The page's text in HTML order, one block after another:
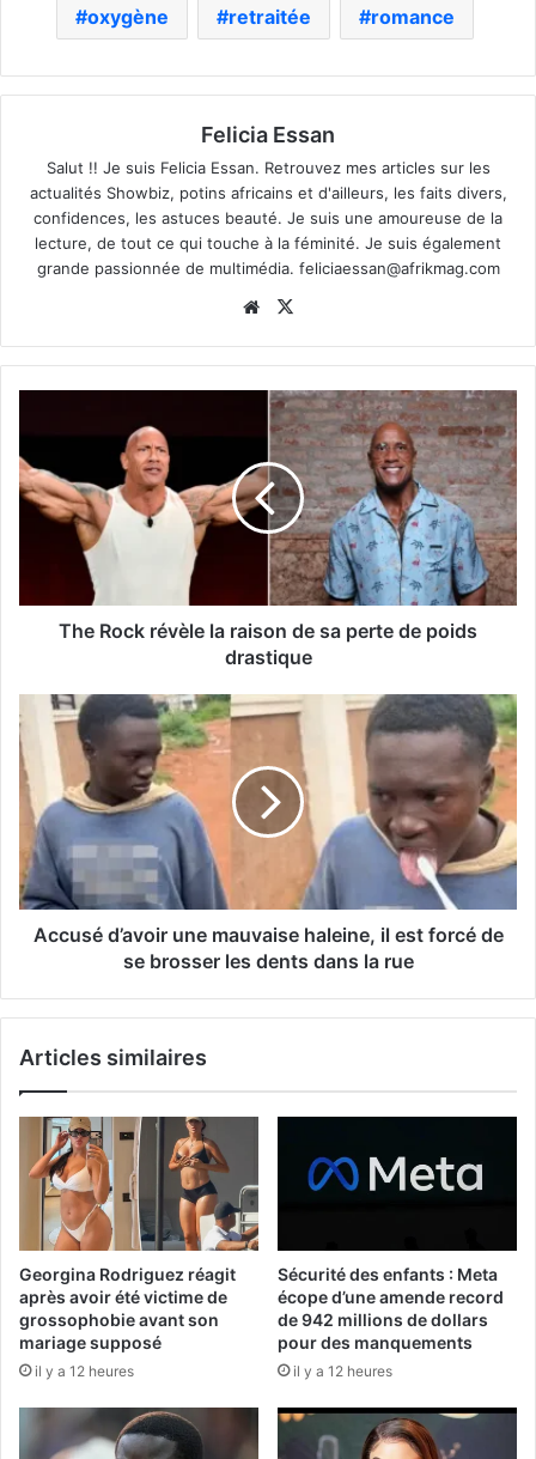
oxygène retraitée romance
Felicia Essan
Salut !! Je suis Felicia Essan. Retrouvez mes articles sur les
actualités Showbiz, potins africains et d'ailleurs, les faits divers,
confidences, les astuces beauté. Je suis une amoureuse de la
lecture, de tout ce qui touche à la féminité. Je suis également
grande passionnée de multimédia. feliciaessan@afrikmag.com
Website
The Rock révèle la raison de sa perte de poids
drastique
Accusé d’avoir une mauvaise haleine, il est forcé de
se brosser les dents dans la rue
Articles similaires
Georgina Rodriguez réagit
après avoir été victime de
grossophobie avant son
mariage supposé
il y a 12 heures
Sécurité des enfants : Meta
écope d’une amende record
de 942 millions de dollars
pour des manquements
il y a 12 heures